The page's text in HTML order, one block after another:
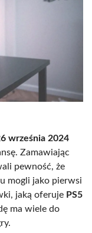
września 2024
Zamawiając
pewność, że
mogli jako pierwsi
jaką oferuje PS5
ma wiele do